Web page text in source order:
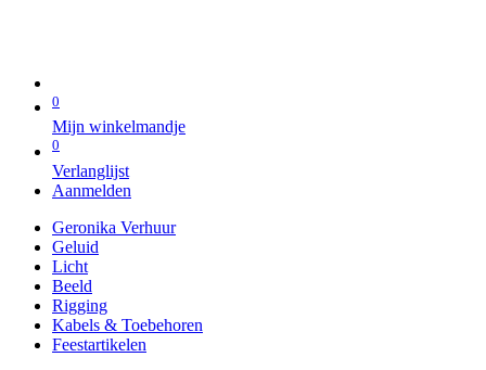
0
Mijn winkelmandje
0
Verlanglijst
Aanmelden
Geronika Verhuur
Geluid
Licht
Beeld
Rigging
Kabels & Toebehoren
Feestartikelen